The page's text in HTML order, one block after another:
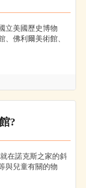
立美國歷史博物
、佛利爾美術館、
?
在諾克斯之家的斜
與兒童有關的物